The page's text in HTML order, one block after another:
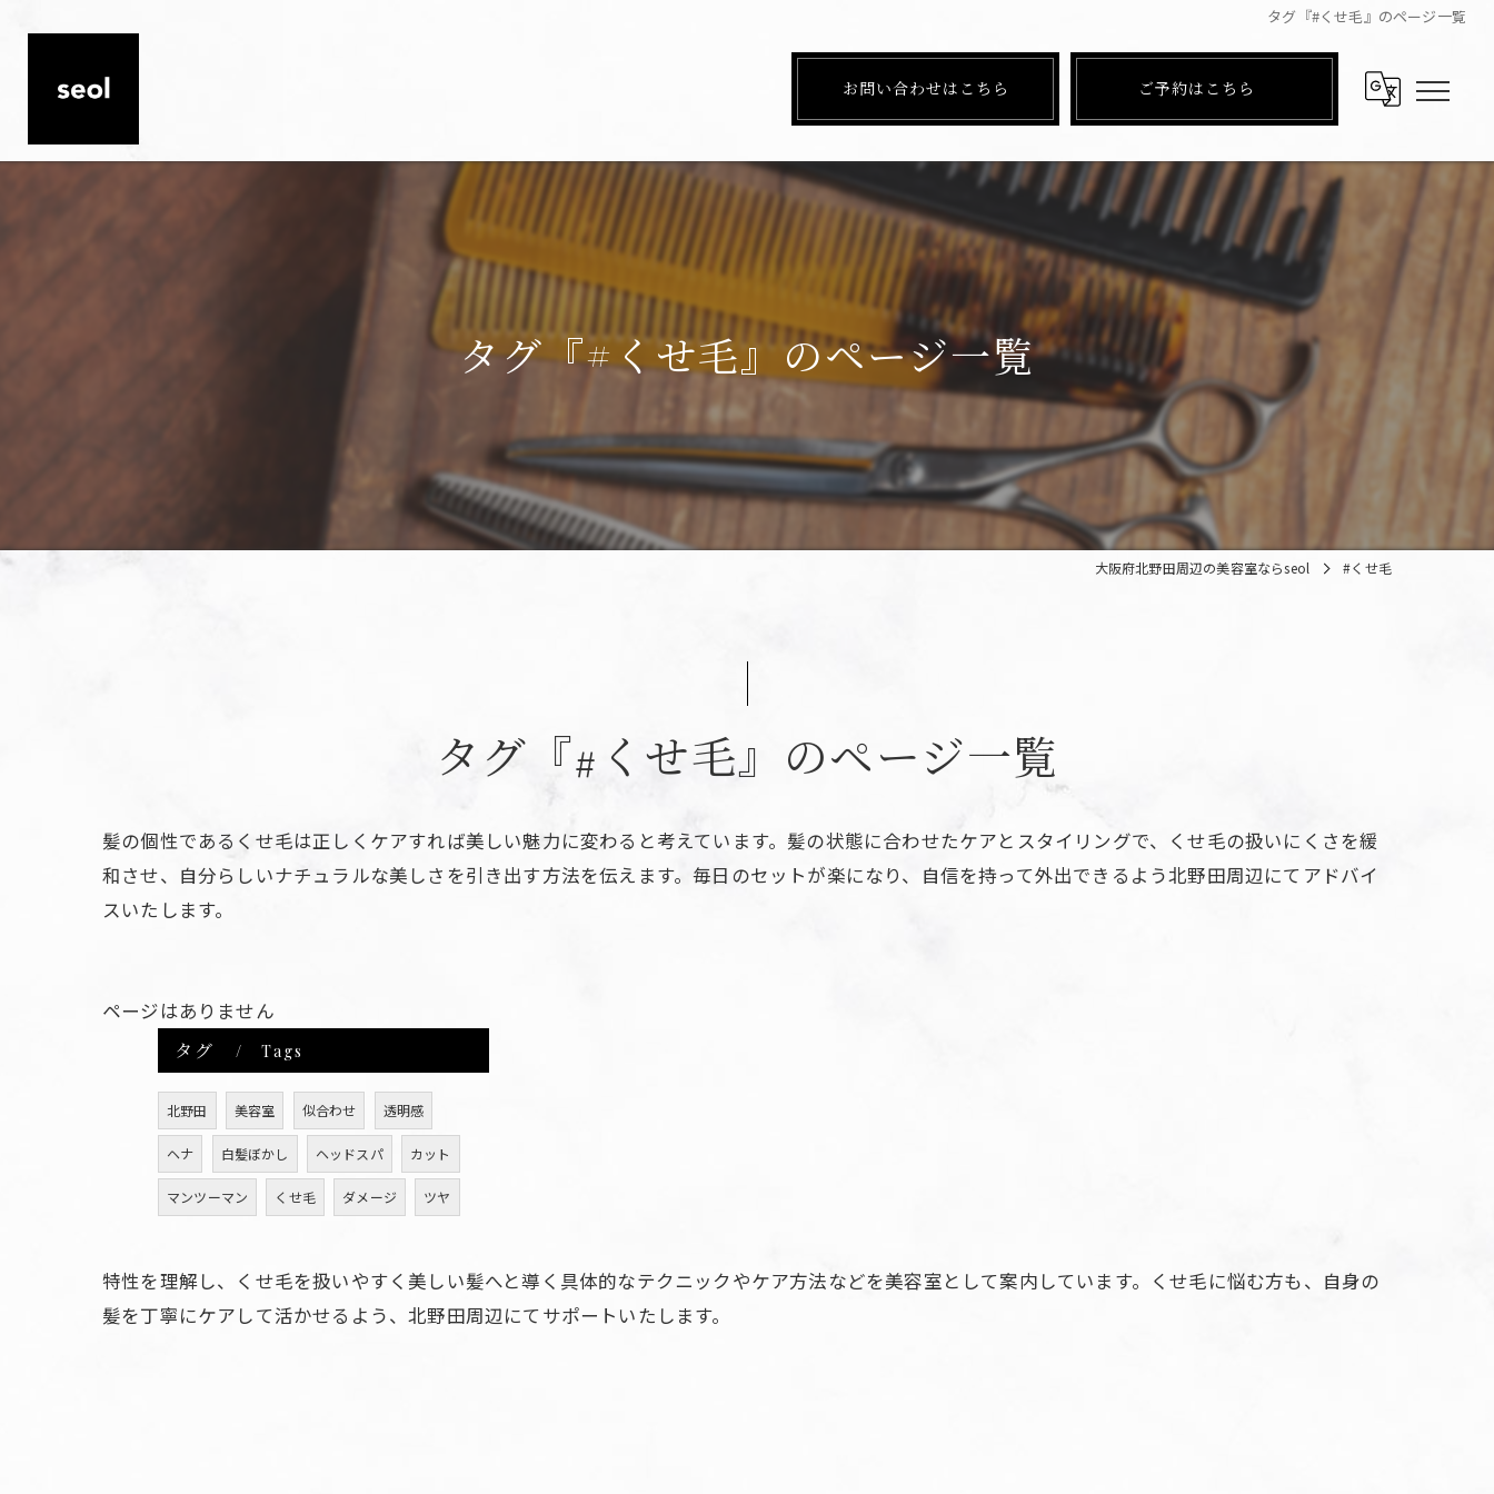
タグ『#くせ毛』のページ一覧
お問い合わせはこちら ご予約はこちら
タグ『#くせ毛』のページ一覧
大阪府北野田周辺の美容室ならseol #くせ毛
タグ『#くせ毛』のページ一覧
髪の個性であるくせ毛は正しくケアすれば美しい魅力に変わると考えています。髪の状態に合わせたケアとスタイリングで、くせ毛の扱いにくさを緩
和させ、自分らしいナチュラルな美しさを引き出す方法を伝えます。毎日のセットが楽になり、自信を持って外出できるよう北野田周辺にてアドバイ
スいたします。
ページはありません
タグ Tags
北野田 美容室 似合わせ 透明感
ヘナ 白髪ぼかし ヘッドスパ カット
マンツーマン くせ毛 ダメージ ツヤ
特性を理解し、くせ毛を扱いやすく美しい髪へと導く具体的なテクニックやケア方法などを美容室として案内しています。くせ毛に悩む方も、自身の
髪を丁寧にケアして活かせるよう、北野田周辺にてサポートいたします。